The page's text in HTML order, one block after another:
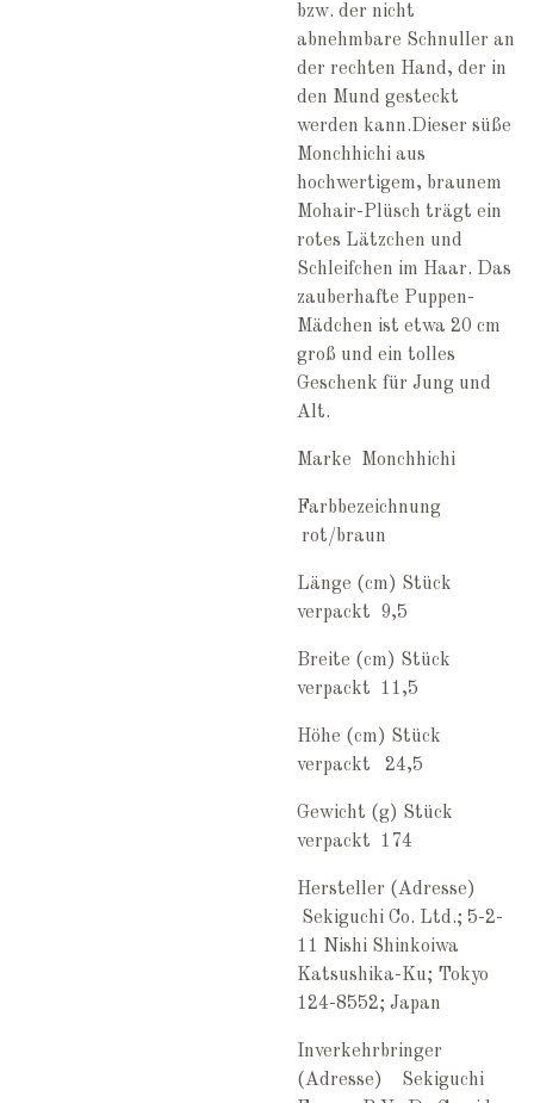
bzw. der nicht
abnehmbare Schnuller an
der rechten Hand, der in
den Mund gesteckt
werden kann.Dieser süße
Monchhichi aus
hochwertigem, braunem
Mohair-Plüsch trägt ein
rotes Lätzchen und
Schleifchen im Haar. Das
zauberhafte Puppen-
Mädchen ist etwa 20 cm
groß und ein tolles
Geschenk für Jung und
Alt.
Marke Monchhichi
Farbbezeichnung
rot/braun
Länge (cm) Stück
verpackt 9,5
Breite (cm) Stück
verpackt 11,5
Höhe (cm) Stück
verpackt 24,5
Gewicht (g) Stück
verpackt 174
Hersteller (Adresse)
Sekiguchi Co. Ltd.; 5-2-
11 Nishi Shinkoiwa
Katsushika-Ku; Tokyo
124-8552; Japan
Inverkehrbringer
(Adresse) Sekiguchi